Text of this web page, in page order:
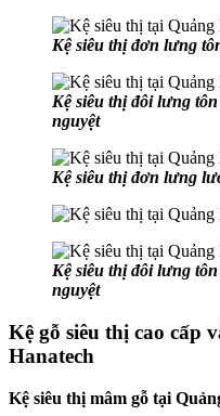
Kệ siêu thị đơn lưng
Kệ siêu thị đôi lưng
nguyệt
Kệ siêu thị đơn lưng
Kệ siêu thị đôi lưng
nguyệt
Kệ gỗ siêu thị cao cấp
Hanatech
Kệ siêu thị mâm gỗ tại